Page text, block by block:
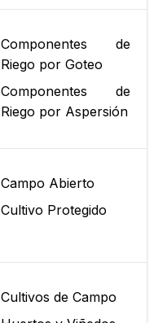
Componentes de
Riego por Goteo
Componentes de
Riego por Aspersión
Campo Abierto
Cultivo Protegido
Cultivos de Campo